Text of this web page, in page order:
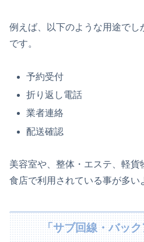
例えば、以下のような用途でし
です。
予約受付
折り返し電話
業者連絡
配送確認
美容室や、整体・エステ、軽
食店で利用されている事が多い
「サブ回線・バッ